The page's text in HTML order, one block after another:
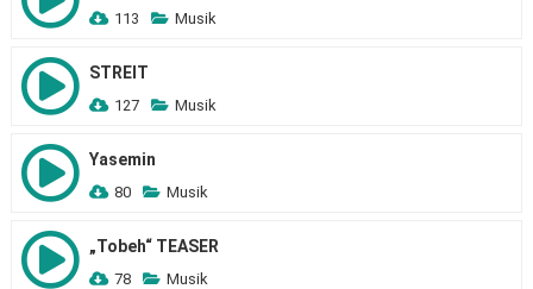
113 Musik
STREIT
127 Musik
Yasemin
80 Musik
„Tobeh“ TEASER
78 Musik